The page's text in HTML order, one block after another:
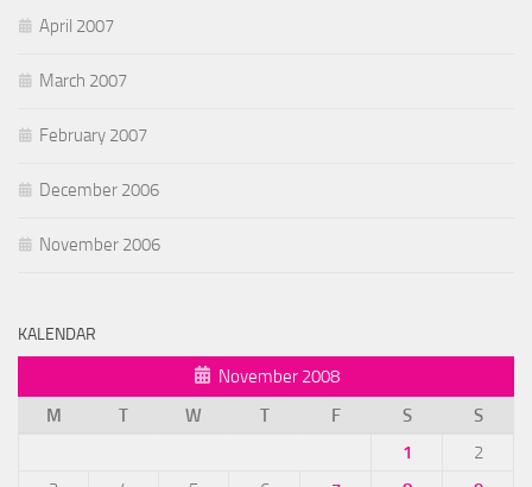
April 2007
March 2007
February 2007
December 2006
November 2006
KALENDAR
November 2008
M
T W T F S
S
1
2